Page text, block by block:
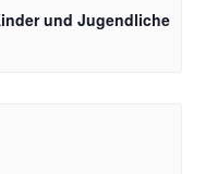
und Jugendliche